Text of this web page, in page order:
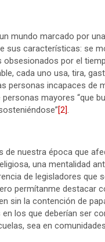
mundo marcado por
sus características: se
obsesionados por el
cada uno usa, tira,
personas incapaces de
mayores “que
[2]
de nuestra época que
una mentalidad
de legisladores que
permítanme destacar
sin la contención de
los que deberían ser
sea en